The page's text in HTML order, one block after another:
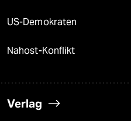
US-Demokraten
Nahost-Konflikt
Verlag